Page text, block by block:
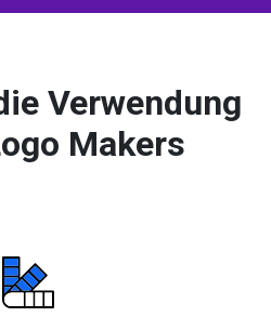
Verwendung
Makers